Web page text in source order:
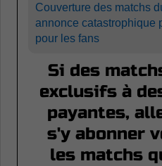
Couverture des matchs
annonce catastrophique
pour les fans
Si des
exclusifs à
payantes,
s'y abonner
les matchs